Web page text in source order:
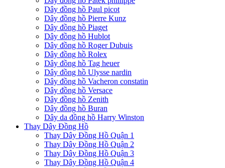
Dây đồng hồ Paul picot
Dây đồng hồ Pierre Kunz
Dây đồng hồ Piaget
Dây đồng hồ Hublot
Dây đồng hồ Roger Dubuis
Dây đồng hồ Rolex
Dây đồng hồ Tag heuer
Dây đồng hồ Ulysse nardin
Dây đồng hồ Vacheron constatin
Dây đồng hồ Versace
Dây đồng hồ Zenith
Dây đồng hồ Buran
Dây da đồng hồ Harry Winston
Thay Dây Đồng Hồ
Thay Dây Đồng Hồ Quận 1
Thay Dây Đồng Hồ Quận 2
Thay Dây Đồng Hồ Quận 3
Thay Dây Đồng Hồ Quận 4